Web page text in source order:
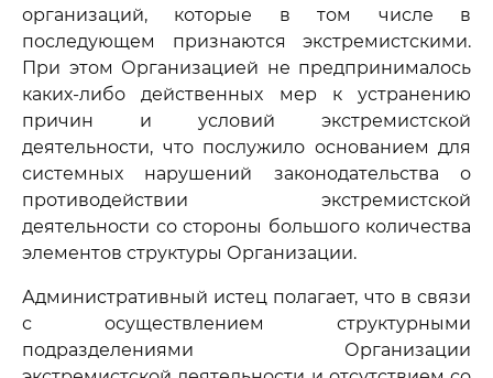
организаций, которые в том числе в
последующем признаются экстремистскими.
При этом Организацией не предпринималось
каких-либо действенных мер к устранению
причин и условий экстремистской
деятельности, что послужило основанием для
системных нарушений законодательства о
противодействии экстремистской
деятельности со стороны большого количества
элементов структуры Организации.
Административный истец полагает, что в связи
с осуществлением структурными
подразделениями Организации